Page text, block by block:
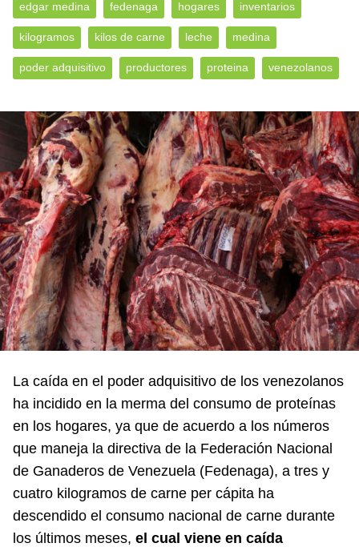
edgar medina fedenaga hogares inventarios
kilogramos kilos de carne leche medina
poder adquisitivo productores proteina venezolanos
La caída en el poder adquisitivo de los venezolanos
ha incidido en la merma del consumo de proteínas
en los hogares, ya que de acuerdo a los números
que maneja la directiva de la Federación Nacional
de Ganaderos de Venezuela (Fedenaga), a tres y
cuatro kilogramos de carne per cápita ha
descendido el consumo nacional de carne durante
los últimos meses, el cual viene en caída